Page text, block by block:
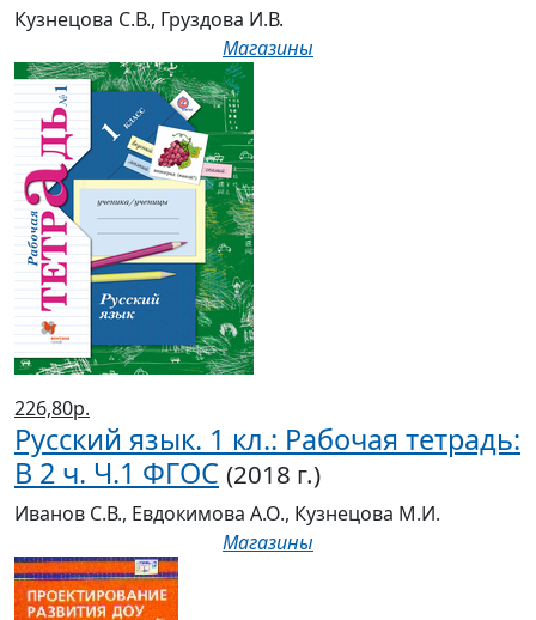
Кузнецова С.В., Груздова И.В.
Магазины
226,80р.
Русский язык. 1 кл.: Рабочая тетрадь:
В 2 ч. Ч.1 ФГОС (2018 г.)
Иванов С.В., Евдокимова А.О., Кузнецова М.И.
Магазины